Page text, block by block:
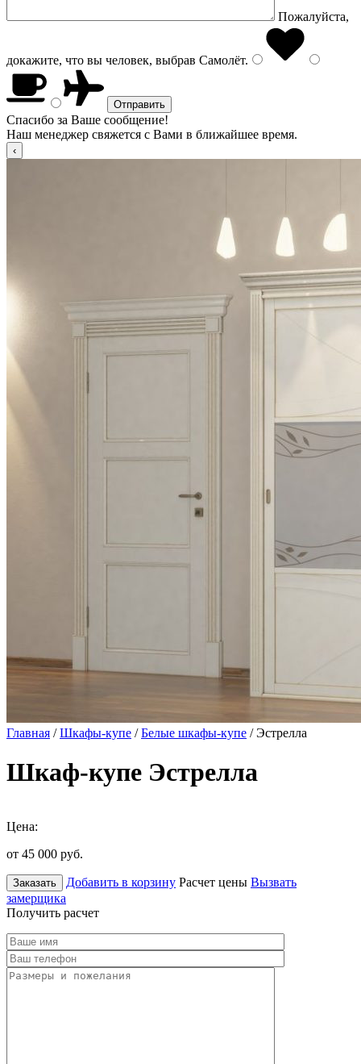
Пожалуйста,
докажите, что вы человек, выбрав Самолёт.
Спасибо за Ваше сообщение!
Наш менеджер свяжется с Вами в ближайшее время.
Главная /Шкафы-купе /Белые шкафы-купе / Эстрелла
Шкаф-купе Эстрелла
Цена:
от 45 000 руб.
Заказать Добавить в корзину Расчет цены Вызвать
замерщика
Получить расчет